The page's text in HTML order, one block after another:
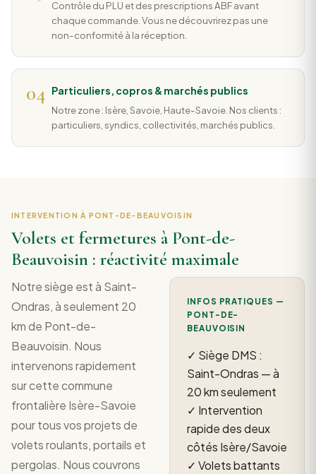
Contrôle du PLU et des prescriptions ABF avant
chaque commande. Vous ne découvrirez pas une
non-conformité à la réception.
04 Particuliers, copros & marchés publics
Notre zone : Isère, Savoie, Haute-Savoie. Nos clients :
particuliers, syndics, collectivités, marchés publics.
INTERVENTION À PONT-DE-BEAUVOISIN
Volets et fermetures à Pont-de-
Beauvoisin : réactivité maximale
Notre siège est à Saint-
Ondras, à seulement 20
km de Pont-de-
Beauvoisin. Nous
intervenons rapidement
sur cette commune
frontalière Isère-Savoie
pour tous vos projets de
volets roulants, portails et
pergolas. Nous couvrons
INFOS PRATIQUES —
PONT-DE-
BEAUVOISIN
✓ Siège DMS :
Saint-Ondras — à
20 km seulement
✓ Intervention
rapide des deux
côtés Isère/Savoie
✓ Volets battants